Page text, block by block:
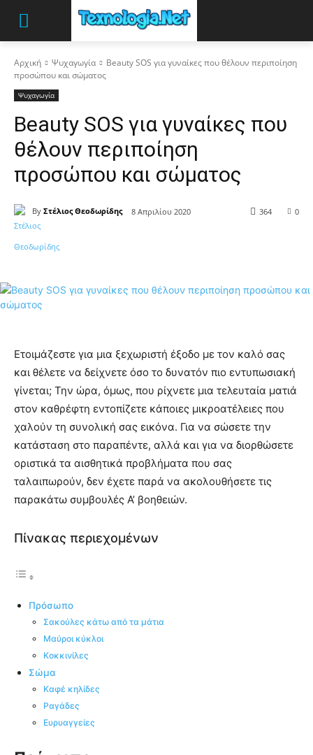
Αρχική Ψυχαγωγία
Beauty SOS για γυναίκες που θέλουν περιποίηση
προσώπου και σώματος
Ψυχαγωγία
Beauty SOS για γυναίκες που
θέλουν περιποίηση
προσώπου και σώματος
By Στέλιος Θεοδωρίδης 8 Απριλίου 2020 0
364
Ετοιμάζεστε για μια ξεχωριστή έξοδο με τον καλό σας
και θέλετε να δείχνετε όσο το δυνατόν πιο εντυπωσιακή
γίνεται; Την ώρα, όμως, που ρίχνετε μια τελευταία ματιά
στον καθρέφτη εντοπίζετε κάποιες μικροατέλειες που
χαλούν τη συνολική σας εικόνα. Για να σώσετε την
κατάσταση στο παραπέντε, αλλά και για να διορθώσετε
οριστικά τα αισθητικά προβλήματα που σας
ταλαιπωρούν, δεν έχετε παρά να ακολουθήσετε τις
παρακάτω συμβουλές Α’ βοηθειών.
Πίνακας περιεχομένων
Πρόσωπο
Σακούλες κάτω από τα μάτια
Μαύροι κύκλοι
Κοκκινίλες
Σώμα
Καφέ κηλίδες
Ραγάδες
Ευρυαγγείες